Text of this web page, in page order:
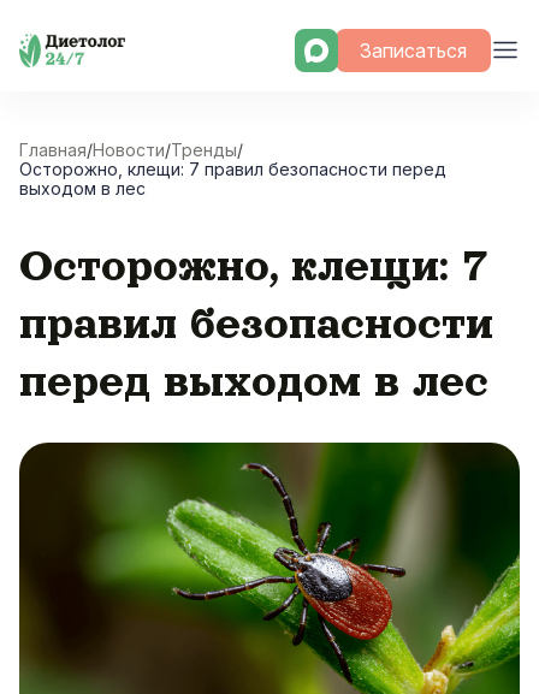
Skip
Записаться
Главная/Новости/Тренды/
Осторожно, клещи: 7 правил безопасности перед
выходом в лес
Осторожно, клещи: 7
правил безопасности
перед выходом в лес